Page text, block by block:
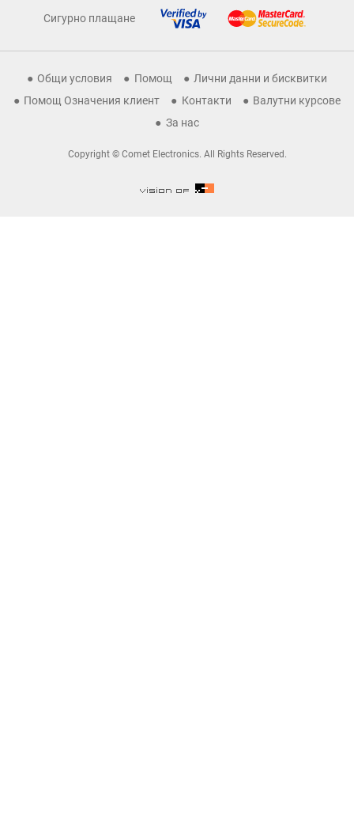
Сигурно плащане
Общи условия Помощ
Лични данни и бисквитки
Помощ Означения клиент
Контакти
Валутни курсове
За нас
Copyright © Comet Electronics. All Rights Reserved.